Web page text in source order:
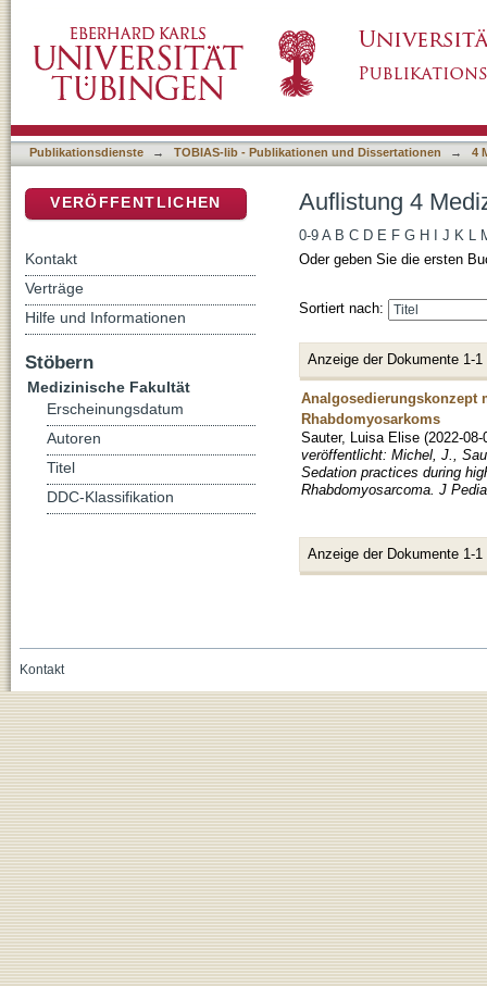
Publikationsdienste → TOBIAS-lib - Publikationen und Dissertationen → 4
Auflistung 4
0-9 A B C D E F G H J K L
Oder geben Sie die ersten
Sortiert nach:
Anzeige der Dokumente 1-1
Analgosedierungskonzept
Rhabdomyosarkoms
Sauter, Luisa Elise (2022-08-
veröffentlicht: Michel, J.,
Sedation practices during
Rhabdomyosarcoma. J
Anzeige der Dokumente 1-1
VERÖFFENTLICHEN
Kontakt
Verträge
Hilfe und Informationen
Stöbern
Medizinische Fakultät
Erscheinungsdatum
Autoren
Titel
DDC-Klassifikation
Kontakt